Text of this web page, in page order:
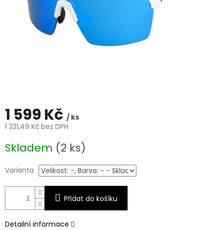
1 599 Kč / ks
1 321,49 Kč bez DPH
cena:
Skladem (2 ks)
Varianta
Přidat do košíku
Detailní informace